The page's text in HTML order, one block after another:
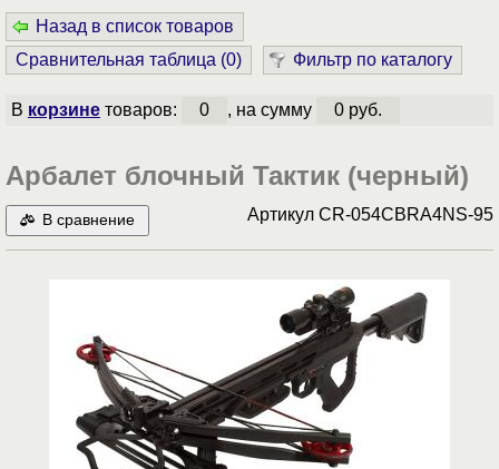
Назад в список товаров
Сравнительная таблица (0) Фильтр по каталогу
В корзинетоваров: 0 , на сумму 0 руб.
Арбалет блочный Тактик (черный)
В сравнение Артикул CR-054CBRA4NS-95